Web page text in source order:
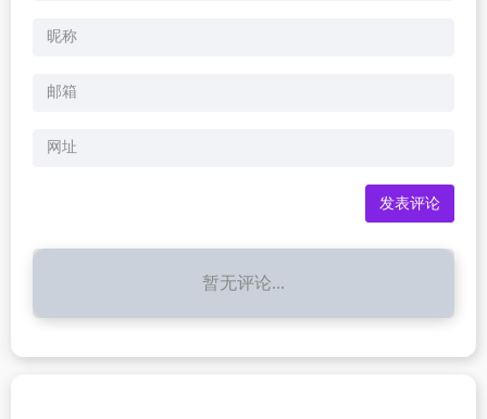
暂无评论...